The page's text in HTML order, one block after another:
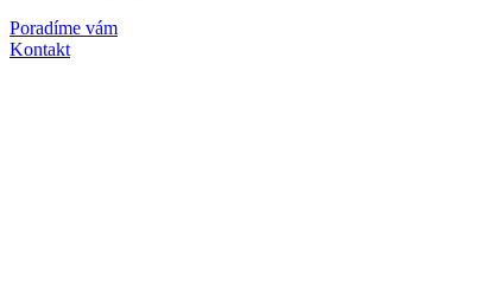
Poradíme vám
Kontakt